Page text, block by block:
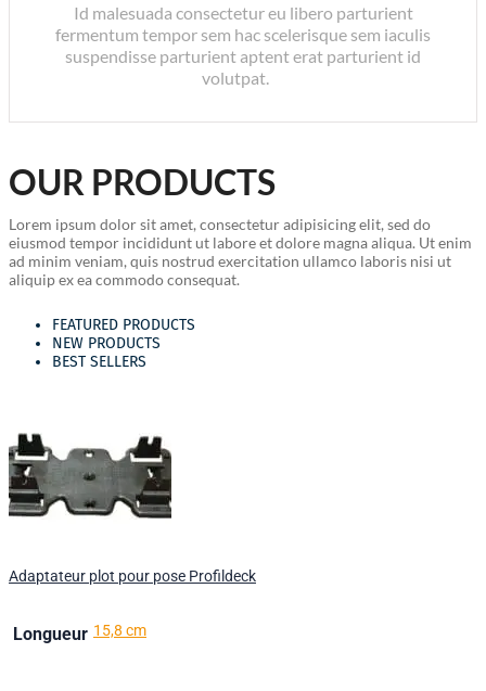
Id malesuada consectetur eu libero parturient
fermentum tempor sem hac scelerisque sem iaculis
suspendisse parturient aptent erat parturient id
volutpat.
OUR PRODUCTS
Lorem ipsum dolor sit amet, consectetur adipisicing elit, sed do
eiusmod tempor incididunt ut labore et dolore magna aliqua. Ut enim
ad minim veniam, quis nostrud exercitation ullamco laboris nisi ut
aliquip ex ea commodo consequat.
FEATURED PRODUCTS
NEW PRODUCTS
BEST SELLERS
Adaptateur plot pour pose Profildeck
Longueur 15,8 cm